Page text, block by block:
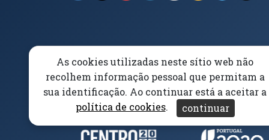
Acessibilidade Aviso/Privacidade Proteção
(abre em nova janela)
As cookies utilizadas neste sítio web não
recolhem informação pessoal que permitam a
sua identificação. Ao continuar está a aceitar a
política de cookies. continuar